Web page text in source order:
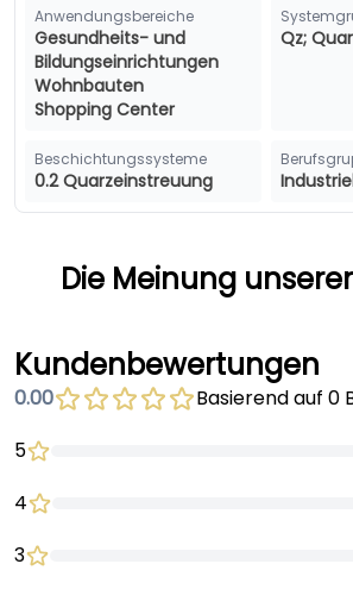
Anwendungsbereiche
Gesundheits- und
Bildungseinrichtungen
Wohnbauten
Shopping Center
Qz;
Beschichtungssysteme
0.2 Quarzeinstreuung
Die Meinung
Kundenbewertungen
0.00
Basierend auf 0
5
4
3